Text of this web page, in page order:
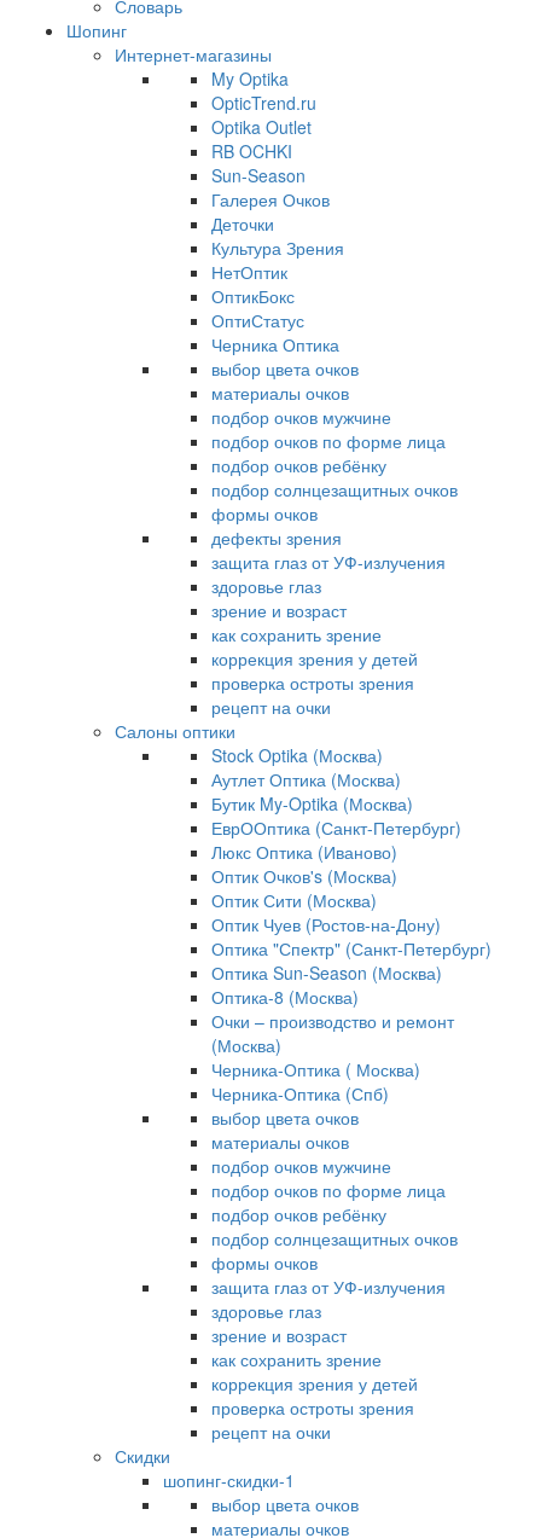
Словарь
Шопинг
Интернет-магазины
My Optika
OpticTrend.ru
Optika Outlet
RB OCHKI
Sun-Season
Галерея Очков
Деточки
Культура Зрения
НетОптик
ОптикБокс
ОптиСтатус
Черника Оптика
выбор цвета очков
материалы очков
подбор очков мужчине
подбор очков по форме лица
подбор очков ребёнку
подбор солнцезащитных очков
формы очков
дефекты зрения
защита глаз от УФ-излучения
здоровье глаз
зрение и возраст
как сохранить зрение
коррекция зрения у детей
проверка остроты зрения
рецепт на очки
Салоны оптики
Stock Optika (Москва)
Аутлет Оптика (Москва)
Бутик My-Optika (Москва)
ЕврООптика (Санкт-Петербург)
Люкс Оптика (Иваново)
Оптик Очков's (Москва)
Оптик Сити (Москва)
Оптик Чуев (Ростов-на-Дону)
Оптика "Спектр" (Санкт-Петербург)
Оптика Sun-Season (Москва)
Оптика-8 (Москва)
Очки – производство и ремонт
(Москва)
Черника-Оптика ( Москва)
Черника-Оптика (Спб)
выбор цвета очков
материалы очков
подбор очков мужчине
подбор очков по форме лица
подбор очков ребёнку
подбор солнцезащитных очков
формы очков
защита глаз от УФ-излучения
здоровье глаз
зрение и возраст
как сохранить зрение
коррекция зрения у детей
проверка остроты зрения
рецепт на очки
Скидки
шопинг-скидки-1
выбор цвета очков
материалы очков